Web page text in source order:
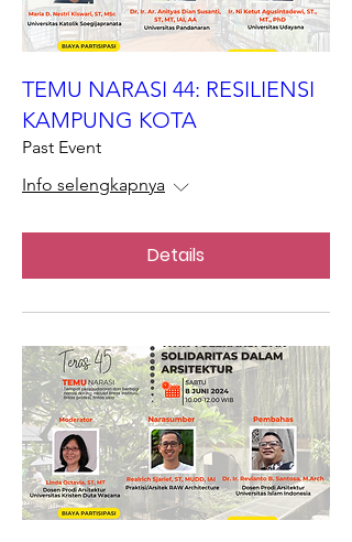
TEMU NARASI 44: RESILIENSI
KAMPUNG KOTA
Past Event
Info selengkapnya
Details